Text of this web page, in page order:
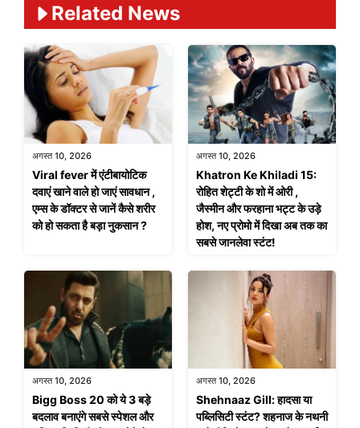
Related News
अगस्त 10, 2026
Viral fever में एंटीबायोटिक
दवाएं खाने वाले हो जाएं सावधान ,
एम्स के डॉक्टर से जानें कैसे शरीर
को हो सकता है बड़ा नुकसान ?
अगस्त 10, 2026
Khatron Ke Khiladi 15:
रोहित शेट्टी के शो में ओरी ,
जैस्मीन और फरहाना भट्ट के उड़े
होश, नए प्रोमो में दिखा अब तक का
सबसे जानलेवा स्टंट!
अगस्त 10, 2026
Bigg Boss 20 को ये 3 बड़े
बदलाव बनाएंगे सबसे स्पेशल और
अगस्त 10, 2026
Shehnaaz Gill: हादसा या
पब्लिसिटी स्टंट? शहनाज के नथनी